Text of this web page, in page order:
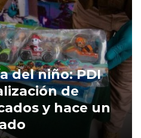
del niño: PDI
de
y hace un